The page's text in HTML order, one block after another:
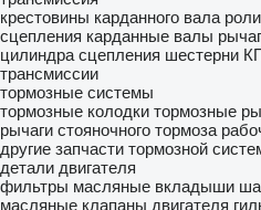
крестовины карданного вала
сцепления карданные валы
цилиндра сцепления шестерни
трансмиссии
тормозные системы
тормозные колодки тормозные
рычаги стояночного тормоза
другие запчасти тормозной
детали двигателя
фильтры масляные вкладыши
масляные клапаны двигателя